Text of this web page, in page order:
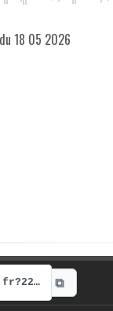
18 05 2026
https://radio-g.fr?22073 ⧉